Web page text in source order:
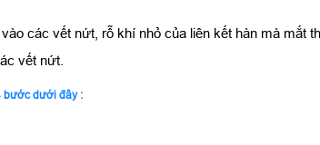
các vết nứt, rỗ khí nhỏ của liên kết hàn mà mắt
vết nứt.
bước dưới đây :